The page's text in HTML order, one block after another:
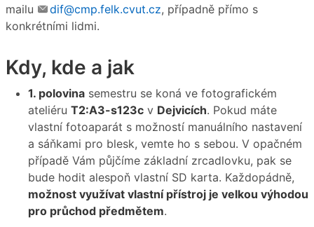
mailu
dif@cmp.felk.cvut.cz, případně přímo s
konkrétními lidmi.
Kdy, kde a jak
1. polovina semestru se koná ve fotografickém
ateliéru T2:A3-s123c v Dejvicích. Pokud máte
vlastní fotoaparát s možností manuálního nastavení
a sáňkami pro blesk, vemte ho s sebou. V opačném
případě Vám půjčíme základní zrcadlovku, pak se
bude hodit alespoň vlastní SD karta. Každopádně,
možnost využívat vlastní přístroj je velkou výhodou
pro průchod předmětem.